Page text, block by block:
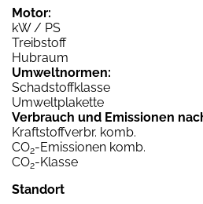
Motor:
kW / PS
Treibstoff
Hubraum
Umweltnormen:
Schadstoffklasse
Umweltplakette
Verbrauch und Emissionen
Kraftstoffverbr. komb.
CO2-Emissionen komb.
CO2-Klasse
Standort